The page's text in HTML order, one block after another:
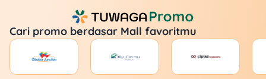
Cari promo berdasar Mall favoritmu